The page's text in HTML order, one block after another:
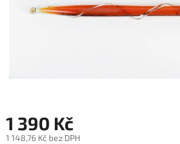
Nealko
limitované
láhve
1 390 Kč
1 148,76 Kč bez DPH